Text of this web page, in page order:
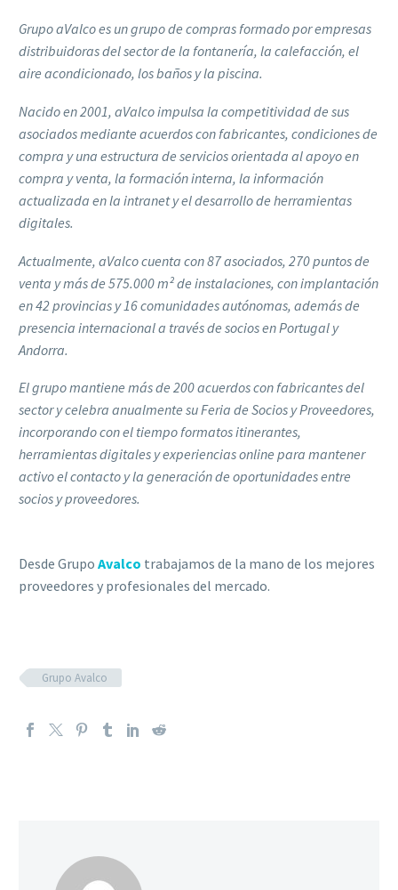
Grupo aValco es un grupo de compras formado por empresas
distribuidoras del sector de la fontanería, la calefacción, el
aire acondicionado, los baños y la piscina.
Nacido en 2001, aValco impulsa la competitividad de sus
asociados mediante acuerdos con fabricantes, condiciones de
compra y una estructura de servicios orientada al apoyo en
compra y venta, la formación interna, la información
actualizada en la intranet y el desarrollo de herramientas
digitales.
Actualmente, aValco cuenta con 87 asociados, 270 puntos de
venta y más de 575.000 m² de instalaciones, con implantación
en 42 provincias y 16 comunidades autónomas, además de
presencia internacional a través de socios en Portugal y
Andorra.
El grupo mantiene más de 200 acuerdos con fabricantes del
sector y celebra anualmente su Feria de Socios y Proveedores,
incorporando con el tiempo formatos itinerantes,
herramientas digitales y experiencias online para mantener
activo el contacto y la generación de oportunidades entre
socios y proveedores.
Desde Grupo Avalco trabajamos de la mano de los mejores
proveedores y profesionales del mercado.
Grupo Avalco